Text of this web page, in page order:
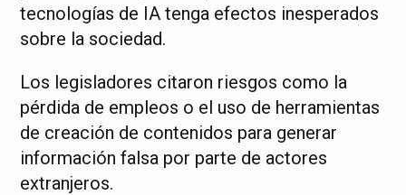
tecnologías de IA tenga efectos inesperados
sobre la sociedad.
Los legisladores citaron riesgos como la
pérdida de empleos o el uso de herramientas
de creación de contenidos para generar
información falsa por parte de actores
extranjeros.